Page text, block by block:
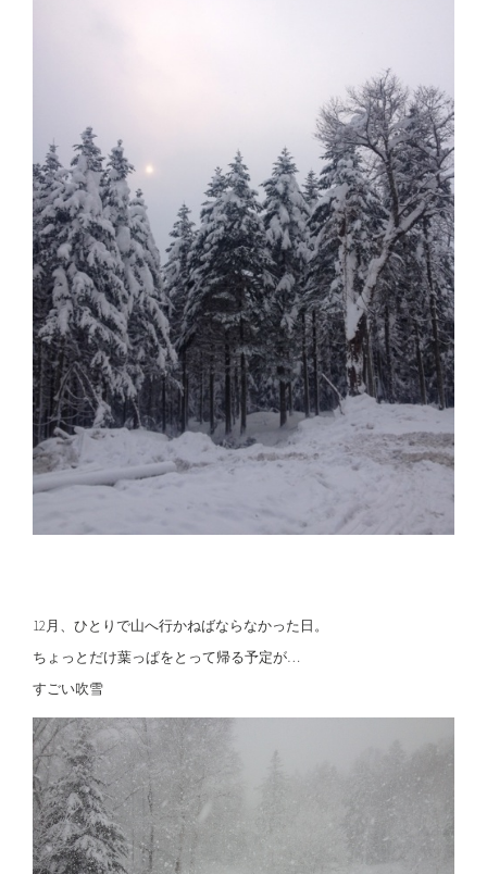
12月、ひとりで山へ行かねばならなかった日。
ちょっとだけ葉っぱをとって帰る予定が…
すごい吹雪